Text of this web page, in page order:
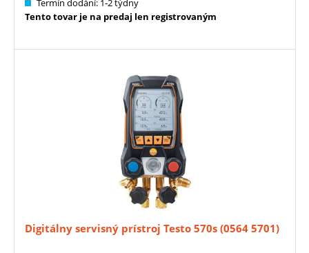
Termín dodání: 1-2 týdny
Tento tovar je na predaj len registrovaným
Digitálny servisný prístroj Testo 570s (0564 5701)